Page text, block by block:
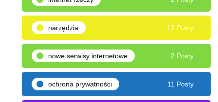
narzędzia 12 Posty
nowe serwisy internetowe 2 Posty
ochrona prywatności 11 Posty